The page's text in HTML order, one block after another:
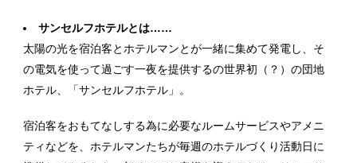
サンセルフホテルとは……
太陽の光を宿泊客とホテルマンとが一緒に集めて発電し、そ
の電気を使って過ごす一夜を提供するの世界初（？）の団地
ホテル、「サンセルフホテル」。
宿泊客をおもてなしする為に必要なルームサービスやアメニ
ティなどを、ホテルマンたちが毎週のホテルづくり活動日に